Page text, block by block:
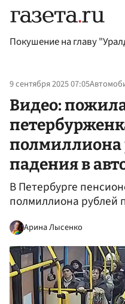
Покушение на главу
9 сентября 2025 07:05
Видео:
полмиллиона
падения в
В Петербурге
полмиллиона рублей
Арина Лысенко